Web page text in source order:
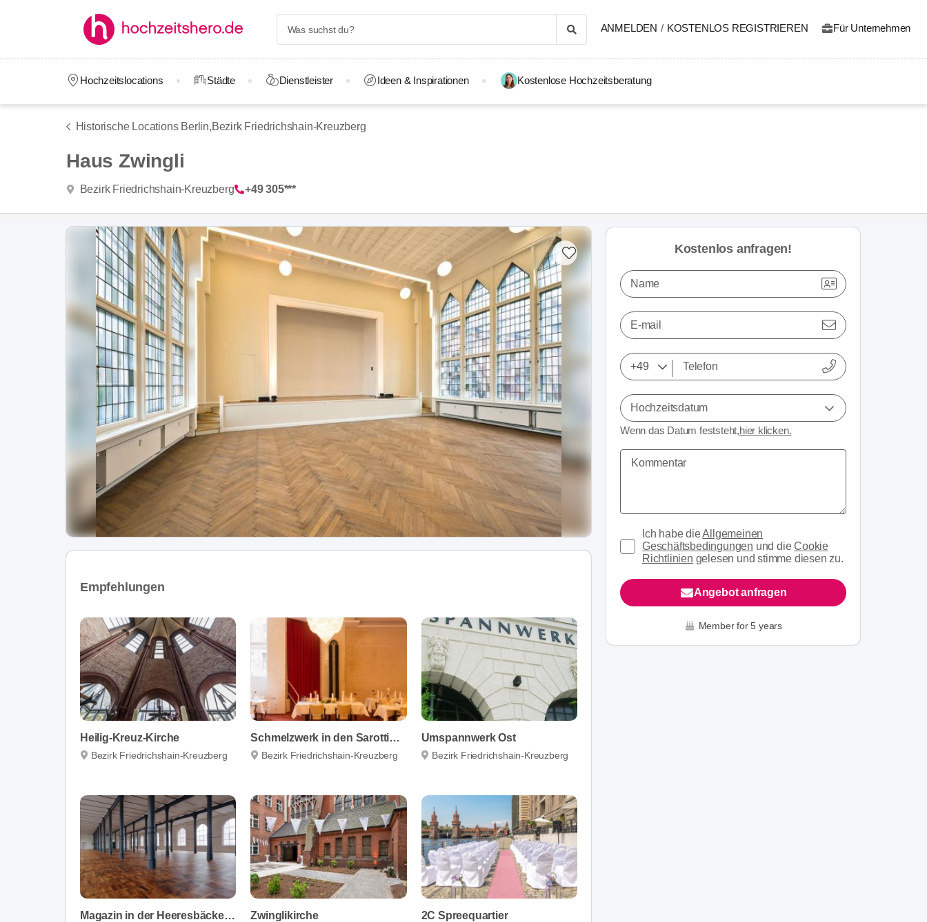
ANMELDEN / KOSTENLOS REGISTRIEREN Für Unternehmen
Hochzeitslocations Städte Dienstleister Ideen & Inspirationen Kostenlose Hochzeitsberatung
Historische Locations Berlin,Bezirk Friedrichshain-Kreuzberg
Haus Zwingli
Bezirk Friedrichshain-Kreuzberg +49 305***
Empfehlungen
Heilig-Kreuz-Kirche
Bezirk Friedrichshain-Kreuzberg
Schmelzwerk in den Sarottihöfen
Bezirk Friedrichshain-Kreuzberg
Umspannwerk Ost
Bezirk Friedrichshain-Kreuzberg
Magazin in der Heeresbäckerei Zwinglikirche 2C Spreequartier
Kostenlos anfragen!
Name
E-mail
Hochzeitsdatum
Wenn das Datum feststeht,hier klicken.
Ich habe dieAllgemeinen
Geschäftsbedingungen und dieCookie
Richtlinien gelesen und stimme diesen zu.
Angebot anfragen
Member for 5 years